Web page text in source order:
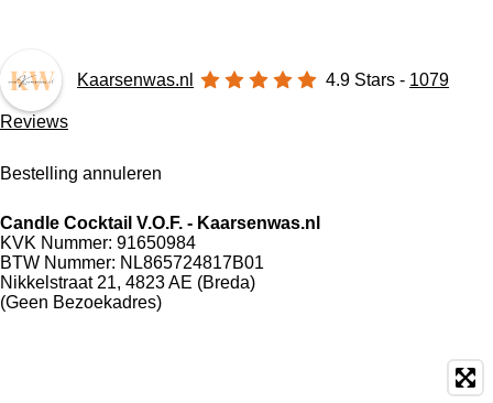
Kaarsenwas.nl 4.9 Stars - 1079
Reviews
Bestelling annuleren
Candle Cocktail V.O.F. - Kaarsenwas.nl
KVK Nummer: 91650984
BTW Nummer: NL865724817B01
Nikkelstraat 21, 4823 AE (Breda)
(Geen Bezoekadres)